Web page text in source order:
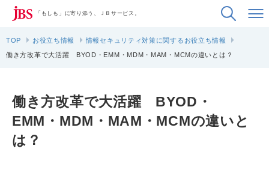
「もしも」に寄り添う、ＪＢサービス。
TOP お役立ち情報
情報セキュリティ対策に関するお役立ち情報
働き方改革で大活躍 BYOD・EMM・MDM・MAM・MCMの違いとは？
働き方改革で大活躍 BYOD・
EMM・MDM・MAM・MCMの違いと
は？